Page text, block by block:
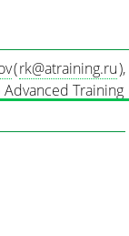
(rk@atraining.ru),
Training